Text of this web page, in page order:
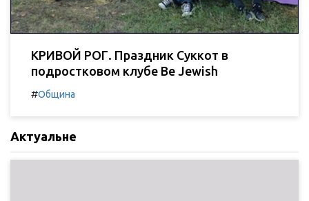
КРИВОЙ РОГ. Праздник Суккот в
подростковом клубе Be Jewish
#Община
Актуальне